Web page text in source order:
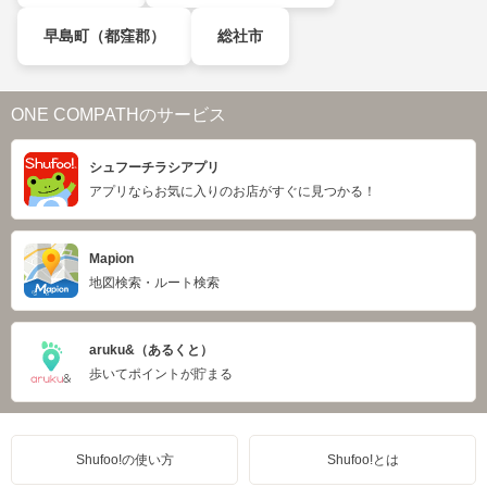
早島町（都窪郡） 総社市
ONE COMPATHのサービス
シュフーチラシアプリ
アプリならお気に入りのお店がすぐに見つかる！
Mapion
地図検索・ルート検索
aruku&（あるくと）
歩いてポイントが貯まる
Shufoo!の使い方 Shufoo!とは